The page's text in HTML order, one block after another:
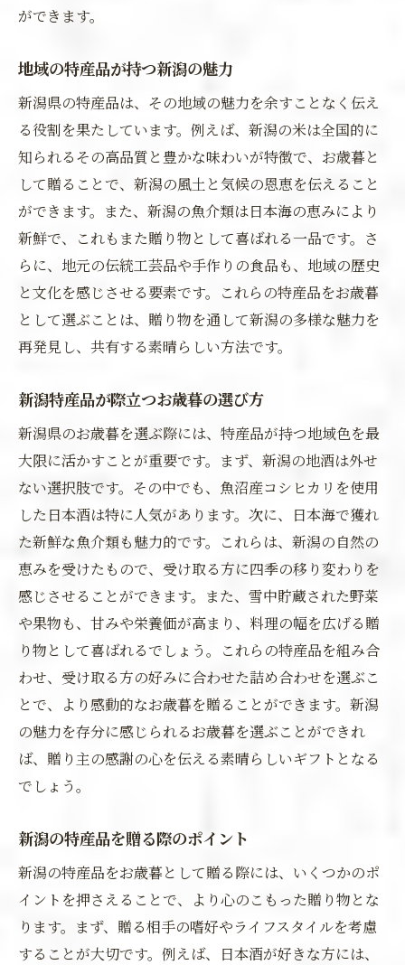
ができます。
地域の特産品が持つ新潟の魅力
新潟県の特産品は、その地域の魅力を余すことなく伝え
る役割を果たしています。例えば、新潟の米は全国的に
知られるその高品質と豊かな味わいが特徴で、お歳暮と
して贈ることで、新潟の風土と気候の恩恵を伝えること
ができます。また、新潟の魚介類は日本海の恵みにより
新鮮で、これもまた贈り物として喜ばれる一品です。さ
らに、地元の伝統工芸品や手作りの食品も、地域の歴史
と文化を感じさせる要素です。これらの特産品をお歳暮
として選ぶことは、贈り物を通して新潟の多様な魅力を
再発見し、共有する素晴らしい方法です。
新潟特産品が際立つお歳暮の選び方
新潟県のお歳暮を選ぶ際には、特産品が持つ地域色を最
大限に活かすことが重要です。まず、新潟の地酒は外せ
ない選択肢です。その中でも、魚沼産コシヒカリを使用
した日本酒は特に人気があります。次に、日本海で獲れ
た新鮮な魚介類も魅力的です。これらは、新潟の自然の
恵みを受けたもので、受け取る方に四季の移り変わりを
感じさせることができます。また、雪中貯蔵された野菜
や果物も、甘みや栄養価が高まり、料理の幅を広げる贈
り物として喜ばれるでしょう。これらの特産品を組み合
わせ、受け取る方の好みに合わせた詰め合わせを選ぶこ
とで、より感動的なお歳暮を贈ることができます。新潟
の魅力を存分に感じられるお歳暮を選ぶことができれ
ば、贈り主の感謝の心を伝える素晴らしいギフトとなる
でしょう。
新潟の特産品を贈る際のポイント
新潟の特産品をお歳暮として贈る際には、いくつかのポ
イントを押さえることで、より心のこもった贈り物とな
ります。まず、贈る相手の嗜好やライフスタイルを考慮
することが大切です。例えば、日本酒が好きな方には、